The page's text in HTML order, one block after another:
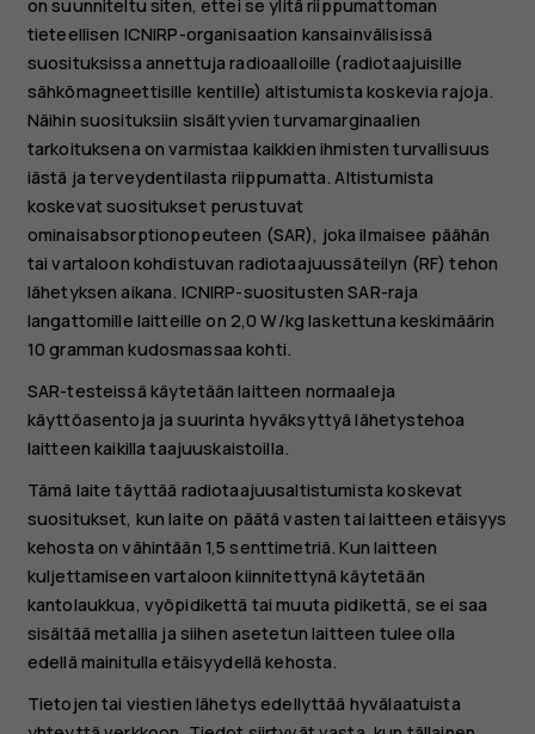
on suunniteltu siten, ettei se ylitä riippumattoman
tieteellisen ICNIRP-organisaation kansainvälisissä
suosituksissa annettuja radioaalloille (radiotaajuisille
sähkömagneettisille kentille) altistumista koskevia rajoja.
Näihin suosituksiin sisältyvien turvamarginaalien
tarkoituksena on varmistaa kaikkien ihmisten turvallisuus
iästä ja terveydentilasta riippumatta. Altistumista
koskevat suositukset perustuvat
ominaisabsorptionopeuteen (SAR), joka ilmaisee päähän
tai vartaloon kohdistuvan radiotaajuussäteilyn (RF) tehon
lähetyksen aikana. ICNIRP-suositusten SAR-raja
langattomille laitteille on 2,0 W/kg laskettuna keskimäärin
10 gramman kudosmassaa kohti.
SAR-testeissä käytetään laitteen normaaleja
käyttöasentoja ja suurinta hyväksyttyä lähetystehoa
laitteen kaikilla taajuuskaistoilla.
Tämä laite täyttää radiotaajuusaltistumista koskevat
suositukset, kun laite on päätä vasten tai laitteen etäisyys
kehosta on vähintään 1,5 senttimetriä. Kun laitteen
kuljettamiseen vartaloon kiinnitettynä käytetään
kantolaukkua, vyöpidikettä tai muuta pidikettä, se ei saa
sisältää metallia ja siihen asetetun laitteen tulee olla
edellä mainitulla etäisyydellä kehosta.
Tietojen tai viestien lähetys edellyttää hyvälaatuista